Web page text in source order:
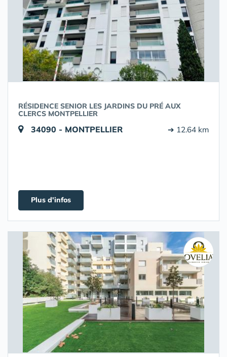
RÉSIDENCE SENIOR LES JARDINS DU PRÉ AUX
CLERCS MONTPELLIER
34090 - MONTPELLIER ➔ 12.64 km
Plus d'infos